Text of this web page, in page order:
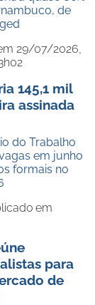
de
29/07/2026,
145,1 mil
assinada
do Trabalho
em junho
formais no
em
para
de